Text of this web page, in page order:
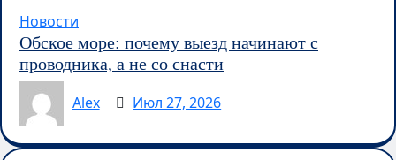
Новости
Обское море: почему выезд начинают с
проводника, а не со снасти
Alex
Июл 27, 2026